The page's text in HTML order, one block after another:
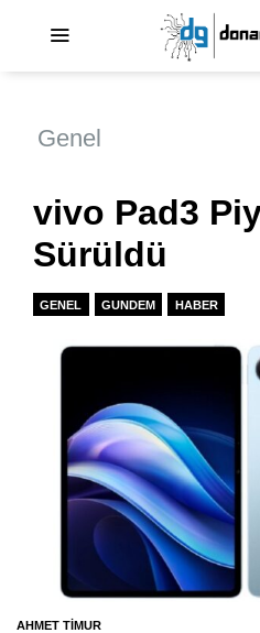
Genel
vivo Pad3
Sürüldü
GENEL GUNDEM HABER
AHMET TIMUR